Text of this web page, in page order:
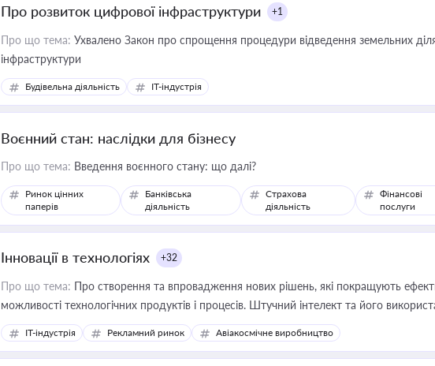
Про розвиток цифрової інфраструктури +1
Про що тема: Ухвалено Закон про спрощення процедури відведення земельних
інфраструктури
Будівельна діяльність IT-індустрія
Воєнний стан: наслідки для бізнесу
Про що тема: Введення воєнного стану: що далі?
Ринок цінних
паперів
Банківська
діяльність
Страхова
діяльність
Фінансові
послуги
Інновації в технологіях +32
Про що тема: Про створення та впровадження нових рішень, які покращують
можливості технологічних продуктів і процесів. Штучний інтелект та його
IT-індустрія Рекламний ринок Авіакосмічне виробництво